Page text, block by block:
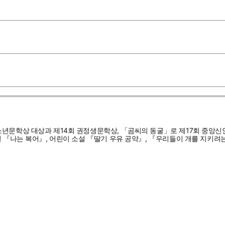
문학상 대상과 제14회 권정생문학상, 「곰씨의 동굴」로 제17회 중앙
나는 복어』, 어린이 소설 『딸기 우유 공약』, 『우리들이 개를 지키